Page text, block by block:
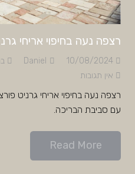
רצפה נעה בחיפוי אריחי
10/08/2024
Daniel
אין תגובות
רצפה נעה בחיפוי אריחי גרניט
עם סביבת הבריכה.
Read More